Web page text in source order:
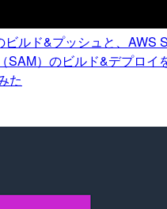
ビルド&プッシュと、AWS
SAM）のビルド&デプロイ
た